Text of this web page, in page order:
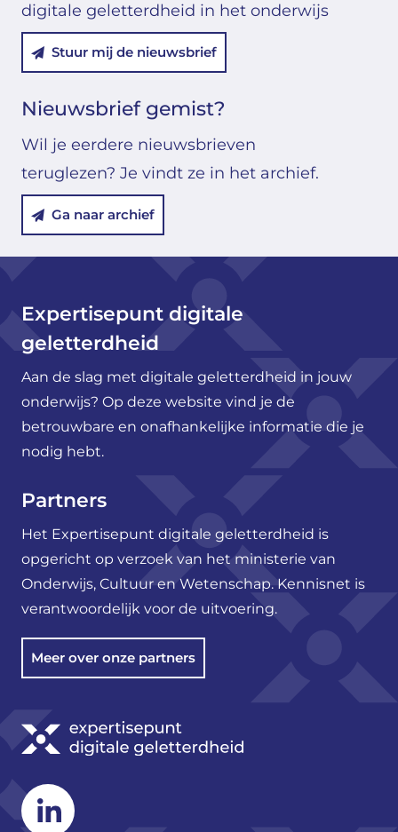
digitale geletterdheid in het onderwijs
Stuur mij de nieuwsbrief
Nieuwsbrief gemist?
Wil je eerdere nieuwsbrieven
teruglezen? Je vindt ze in het archief.
Ga naar archief
Expertisepunt digitale
geletterdheid
Aan de slag met digitale geletterdheid in jouw
onderwijs? Op deze website vind je de
betrouwbare en onafhankelijke informatie die je
nodig hebt.
Partners
Het Expertisepunt digitale geletterdheid is
opgericht op verzoek van het ministerie van
Onderwijs, Cultuur en Wetenschap. Kennisnet is
verantwoordelijk voor de uitvoering.
Meer over onze partners
Linkedin